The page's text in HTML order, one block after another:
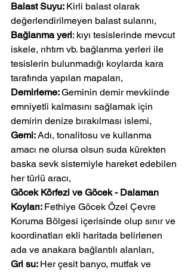
Balast Suyu: Kirli balast olarak
değerlendirilmeyen balast sularını,
Bağlanma yeri: kıyı tesislerinde mevcut
iskele, rıhtım vb. bağlanma yerleri ile
tesislerin bulunmadığı koylarda kara
tarafında yapılan mapaları,
Demirleme: Geminin demir mevkiinde
emniyetli kalmasını sağlamak için
demirin denize bırakılması islemi,
Gemi: Adı, tonalitosu ve kullanma
amacı ne olursa olsun suda kürekten
baska sevk sistemiyle hareket edebilen
her türlü aracı,
Göcek Körfezi ve Göcek - Dalaman
Koyları: Fethiye Göcek Özel Çevre
Koruma Bölgesi içerisinde olup sınır ve
koordinatları ekli haritada belirlenen
ada ve anakara bağlantılı alanları,
Gri su: Her çesit banyo, mutfak ve